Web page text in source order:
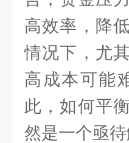
高效率，降
情况下，尤
高成本可能
此，如何平
然是一个亟待